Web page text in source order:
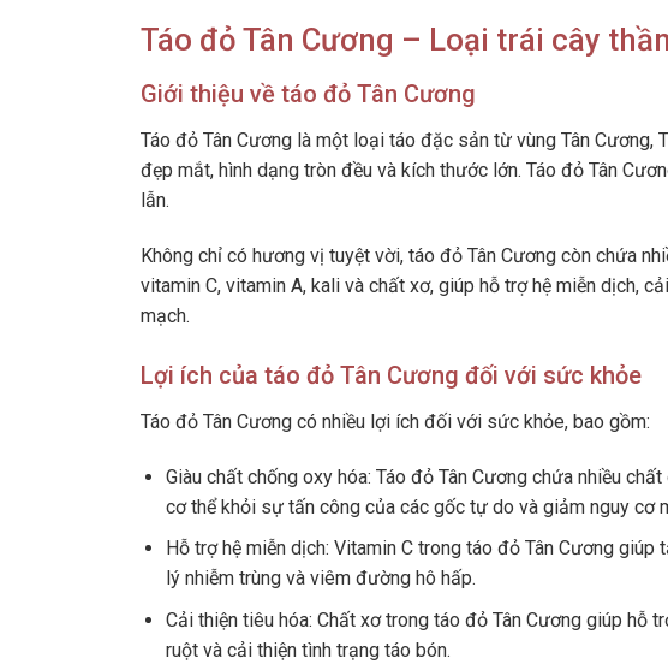
Táo đỏ Tân Cương – Loại trái cây
Giới thiệu về táo đỏ Tân Cương
Táo đỏ Tân Cương là một loại táo đặc sản từ vùng Tân
đẹp mắt, hình dạng tròn đều và kích thước lớn. Táo đỏ Tân
lẫn.
Không chỉ có hương vị tuyệt vời, táo đỏ Tân Cương còn chứa
vitamin C, vitamin A, kali và chất xơ, giúp hỗ trợ hệ miễn dịch,
mạch.
Lợi ích của táo đỏ Tân Cương đối với sức khỏe
Táo đỏ Tân Cương có nhiều lợi ích đối với sức khỏe, bao gồm:
Giàu chất chống oxy hóa: Táo đỏ Tân Cương chứa nhiều
cơ thể khỏi sự tấn công của các gốc tự do và giảm nguy cơ
Hỗ trợ hệ miễn dịch: Vitamin C trong táo đỏ Tân Cương
lý nhiễm trùng và viêm đường hô hấp.
Cải thiện tiêu hóa: Chất xơ trong táo đỏ Tân Cương giúp hỗ
ruột và cải thiện tình trạng táo bón.